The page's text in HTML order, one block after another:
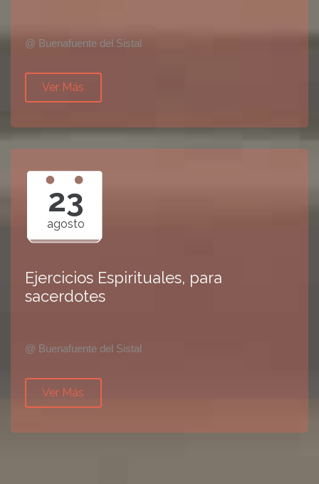
@ Buenafuente del Sistal
Ver Más
23
agosto
Ejercicios Espirituales, para
sacerdotes
@ Buenafuente del Sistal
Ver Más